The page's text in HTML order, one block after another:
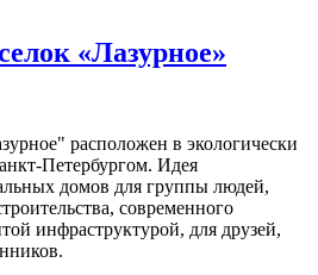
«Лазурное»
расположен в экологически
Петербургом. Идея
домов для группы людей,
современного
инфраструктурой, для друзей,